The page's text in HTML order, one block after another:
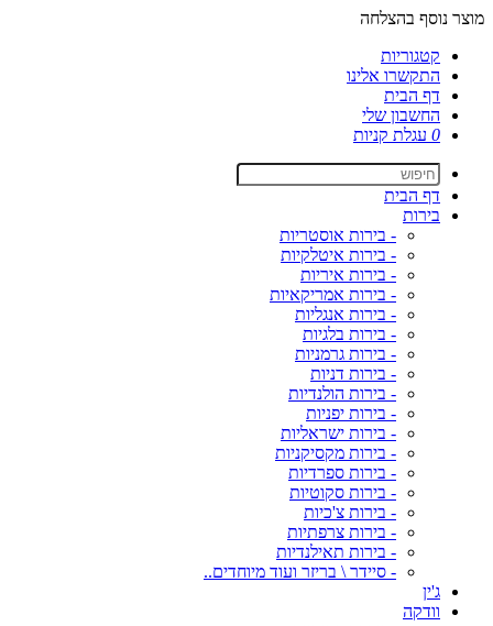
מוצר נוסף בהצלחה
קטגוריות
התקשרו אלינו
דף הבית
החשבון שלי
0 עגלת קניות
דף הבית
בירות
- בירות אוסטריות
- בירות איטלקיות
- בירות איריות
- בירות אמריקאיות
- בירות אנגליות
- בירות בלגיות
- בירות גרמניות
- בירות דניות
- בירות הולנדיות
- בירות יפניות
- בירות ישראליות
- בירות מקסיקניות
- בירות ספרדיות
- בירות סקוטיות
- בירות צ'כיות
- בירות צרפתיות
- בירות תאילנדיות
- סיידר \ בריזר ועוד מיוחדים..
ג'ין
וודקה